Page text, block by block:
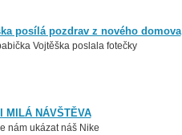
posílá pozdrav z nového domova
Vojtěška poslala fotečky
MILÁ NÁVŠTĚVA
nám ukázat náš Nike